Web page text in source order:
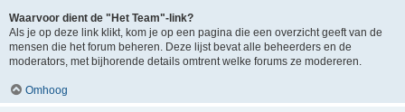
Waarvoor dient de "Het Team"-link?
Als je op deze link klikt, kom je op een pagina die een overzicht geeft van de
mensen die het forum beheren. Deze lijst bevat alle beheerders en de
moderators, met bijhorende details omtrent welke forums ze modereren.
Omhoog